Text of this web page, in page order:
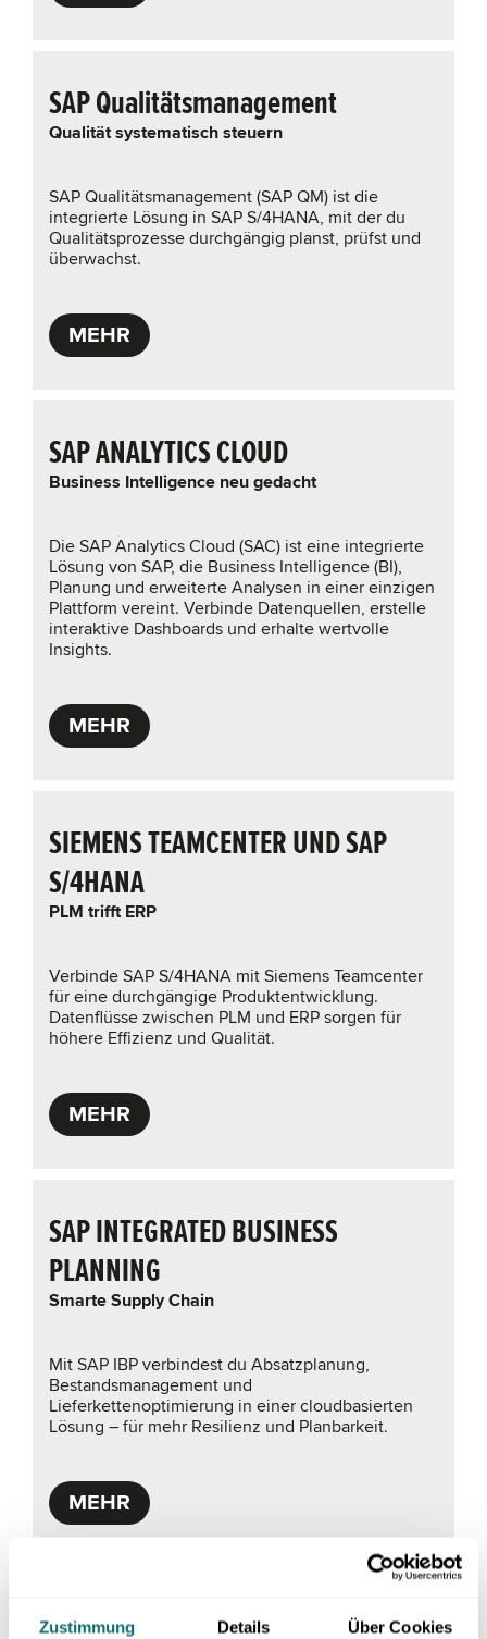
Zustimmung Details Über Cookies
SAP Qualitätsmanagement
Qualität systematisch steuern
SAP Qualitätsmanagement (SAP QM) ist die
integrierte Lösung in SAP S/4HANA, mit der du
Qualitätsprozesse durchgängig planst, prüfst und
überwachst.
MEHR
SAP ANALYTICS CLOUD
Business Intelligence neu gedacht
Die SAP Analytics Cloud (SAC) ist eine integrierte
Lösung von SAP, die Business Intelligence (BI),
Planung und erweiterte Analysen in einer einzigen
Plattform vereint. Verbinde Datenquellen, erstelle
interaktive Dashboards und erhalte wertvolle
Insights.
MEHR
SIEMENS TEAMCENTER UND SAP
S/4HANA
PLM trifft ERP
Verbinde SAP S/4HANA mit Siemens Teamcenter
für eine durchgängige Produktentwicklung.
Datenflüsse zwischen PLM und ERP sorgen für
höhere Effizienz und Qualität.
MEHR
SAP INTEGRATED BUSINESS
PLANNING
Smarte Supply Chain
Mit SAP IBP verbindest du Absatzplanung,
Bestandsmanagement und
Lieferkettenoptimierung in einer cloudbasierten
Lösung – für mehr Resilienz und Planbarkeit.
MEHR
ARIS